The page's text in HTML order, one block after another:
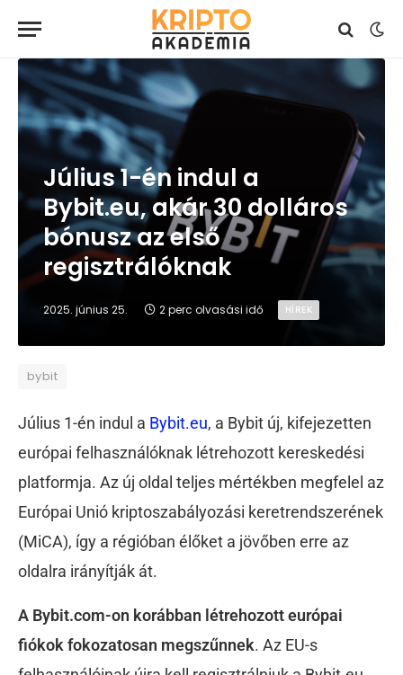
Július 1-én indul a
Bybit.eu, akár 30 dolláros
bónusz az első
regisztrálóknak
2025. június 25. 2 perc olvasási idő HÍREK
bybit
Július 1-én indul a Bybit.eu, a Bybit új, kifejezetten
európai felhasználóknak létrehozott kereskedési
platformja. Az új oldal teljes mértékben megfelel az
Európai Unió kriptoszabályozási keretrendszerének
(MiCA), így a régióban élőket a jövőben erre az
oldalra irányítják át.
A Bybit.com-on korábban létrehozott európai
fiókok fokozatosan megszűnnek. Az EU-s